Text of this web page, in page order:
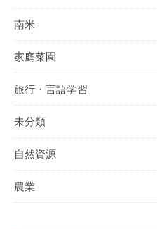
南米
家庭菜園
旅行・言語学習
未分類
自然資源
農業